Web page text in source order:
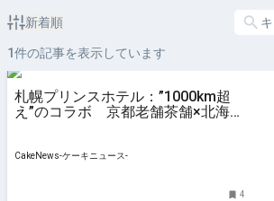
新着順
1件の記事を表示しています
札幌プリンスホテル：”1000km超
え”のコラボ 京都老舗茶舗×北海道
CakeNews-ケーキニュース-
4